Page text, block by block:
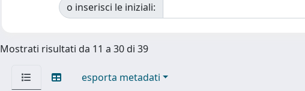
o inserisci le iniziali:
Mostrati risultati da 11 a 30 di 39
esporta metadati